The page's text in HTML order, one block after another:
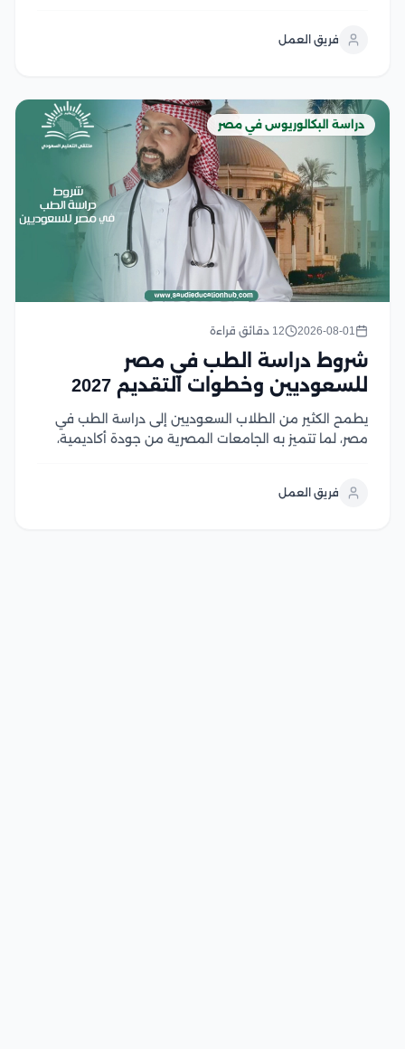
الوظيفية محليًا ودوليًا، وتوفر الجامعات المصرية برامج
فريق العمل
دراسة البكالوريوس في مصر
2026-08-01 12 دقائق قراءة
شروط دراسة الطب في مصر
للسعوديين وخطوات التقديم 2027
يطمح الكثير من الطلاب السعوديين إلى دراسة الطب في
مصر، لما تتميز به الجامعات المصرية من جودة أكاديمية،
يتطلب استيفاء مجموعة من الشروط، في...
فريق العمل